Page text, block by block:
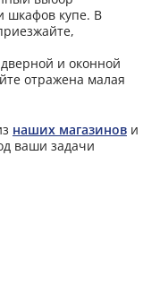
шкафов купе. В
и оконной
отражена малая
наших магазинов и
ваши задачи